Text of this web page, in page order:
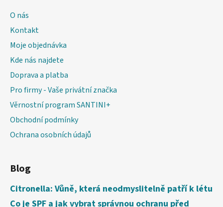
O nás
Kontakt
Moje objednávka
Kde nás najdete
Doprava a platba
Pro firmy - Vaše privátní značka
Věrnostní program SANTINI+
Obchodní podmínky
Ochrana osobních údajů
Blog
Citronella: Vůně, která neodmyslitelně patří k létu
Co je SPF a jak vybrat správnou ochranu před